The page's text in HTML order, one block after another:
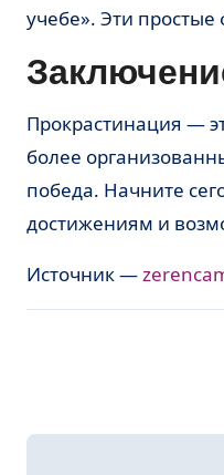
учебе». Эти
Прокрастинация — это не приговор. С правильным подходом и стратегиями вы сможете преодолеть ее и стать
более
победа. Начните
достижениям и
Источник —